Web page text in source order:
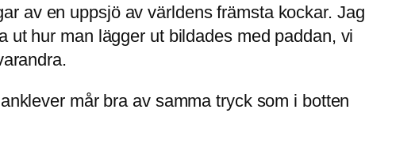
av en uppsjö av världens främsta kockar. Jag
ut hur man lägger ut bildades med paddan, vi
mår bra av samma tryck som i botten